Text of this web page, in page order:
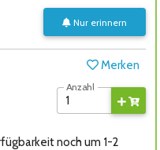
Nur erinnern
Merken
Anzahl
noch um 1-2